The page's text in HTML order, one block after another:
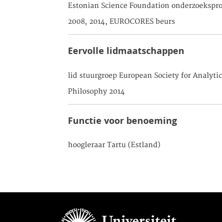
Estonian Science Foundation
2008, 2014, EUROCORES beurs
Eervolle lidmaatschappen
lid stuurgroep European Society for Analytic
Philosophy 2014
Functie voor benoeming
hoogleraar Tartu (Estland)